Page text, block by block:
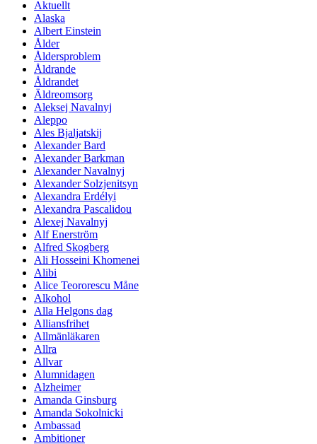
Aktuellt
Alaska
Albert Einstein
Ålder
Åldersproblem
Åldrande
Åldrandet
Äldreomsorg
Aleksej Navalnyj
Aleppo
Ales Bjaljatskij
Alexander Bard
Alexander Barkman
Alexander Navalnyj
Alexander Solzjenitsyn
Alexandra Erdélyi
Alexandra Pascalidou
Alexej Navalnyj
Alf Enerström
Alfred Skogberg
Ali Hosseini Khomenei
Alibi
Alice Teororescu Måne
Alkohol
Alla Helgons dag
Alliansfrihet
Allmänläkaren
Allra
Allvar
Alumnidagen
Alzheimer
Amanda Ginsburg
Amanda Sokolnicki
Ambassad
Ambitioner